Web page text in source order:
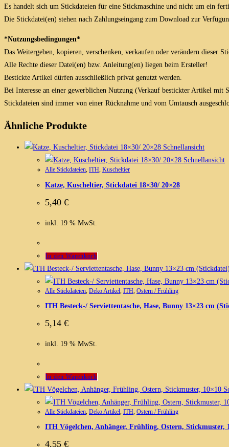
Es handelt sich um Stickdateien für eine Stickmaschine und nicht um ein
Die Stickdatei(en) stehen nach Zahlungseingang zum Download zur
*Nutzungsbedingungen*
Das Weitergeben, kopieren, verschenken, verkaufen oder verändern dieser
Alle Rechte dieser Datei(en) bzw. Anleitung(en) liegen beim Ersteller!
Bestickte Artikel dürfen ausschließlich privat genutzt werden.
Bei Interesse an einer gewerblichen Nutzung (Verkauf bestickter Artikel
Stickdateien sind immer von einer Rücknahme und vom Umtausch
Ähnliche Produkte
Schnellansicht
Schnellansicht
Alle Stickdateien, ITH, Kuscheltier
Katze, Kuscheltier, Stickdatei 18×30/ 20×28
5,40 €
inkl. 19 % MwSt.
In den Warenkorb
Alle Stickdateien Deko Artikel ITH Ostern / Frühling
ITH Besteck-/ Serviettentasche, Hase, Bunny 13×23 cm
5,14 €
inkl. 19 % MwSt.
In den Warenkorb
Alle Stickdateien Deko Artikel ITH Ostern / Frühling
ITH Vögelchen, Anhänger, Frühling, Ostern, Stickmuster,
4,55 €